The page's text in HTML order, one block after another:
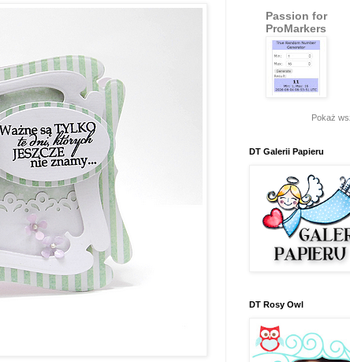
Passion for
ProMarkers
Pokaż
DT Galerii Papieru
DT Rosy Owl